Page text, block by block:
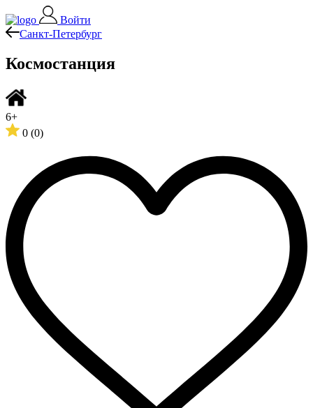
Войти
Санкт-Петербург
Космостанция
6+
0 (0)